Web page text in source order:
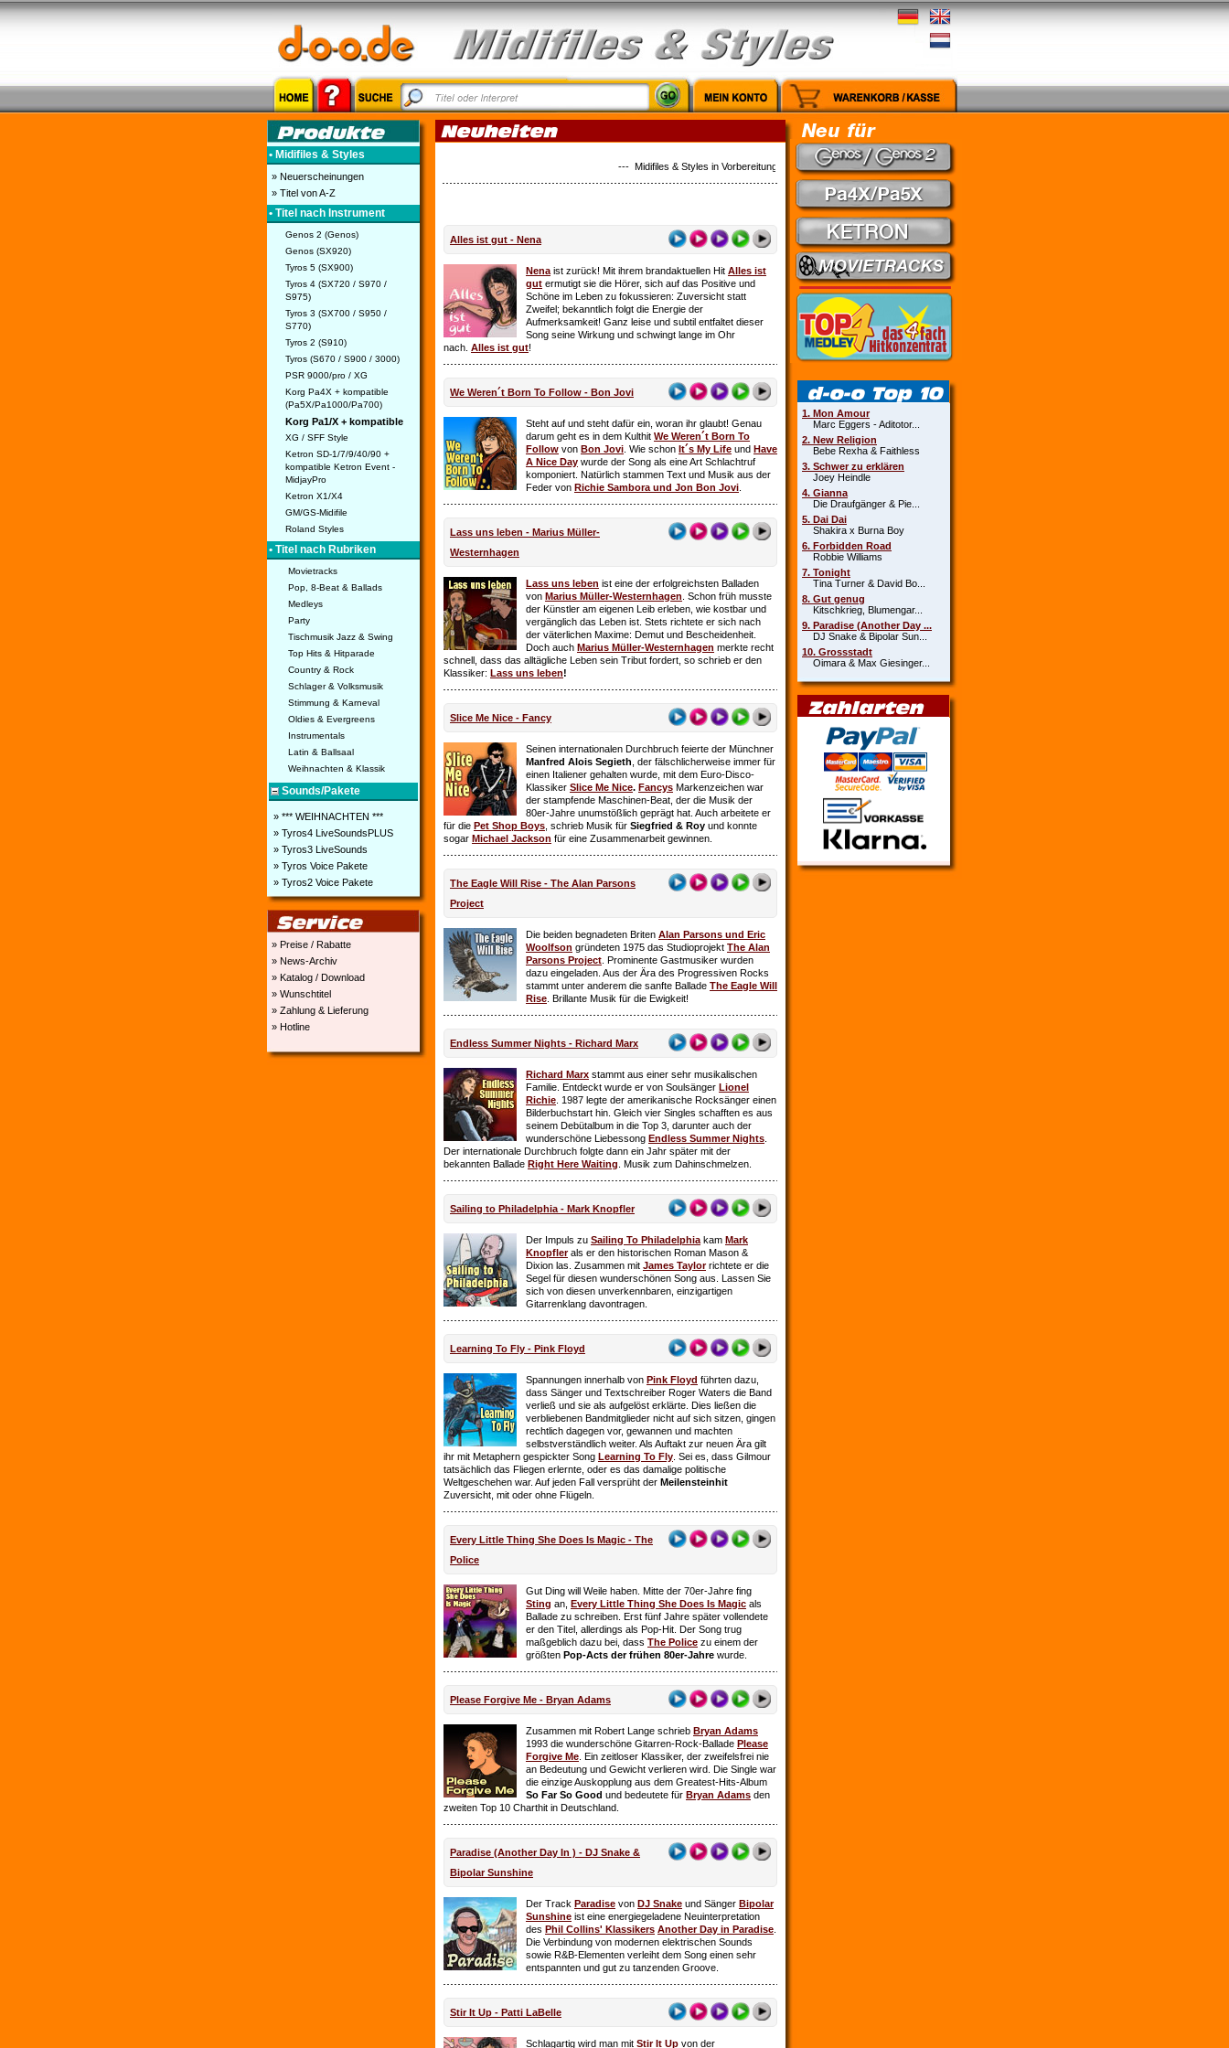
• Midifiles & Styles
» Neuerscheinungen
» Titel von A-Z
• Titel nach Instrument
Genos 2 (Genos)
Genos (SX920)
Tyros 5 (SX900)
Tyros 4 (SX720 / S970 /
S975)
Tyros 3 (SX700 / S950 /
S770)
Tyros 2 (S910)
Tyros (S670 / S900 / 3000)
PSR 9000/pro / XG
Korg Pa4X + kompatible
(Pa5X/Pa1000/Pa700)
Korg Pa1/X + kompatible
XG / SFF Style
Ketron SD-1/7/9/40/90 +
kompatible Ketron Event -
MidjayPro
Ketron X1/X4
GM/GS-Midifile
Roland Styles
• Titel nach Rubriken
Movietracks
Pop, 8-Beat & Ballads
Medleys
Party
Tischmusik Jazz & Swing
Top Hits & Hitparade
Country & Rock
Schlager & Volksmusik
Stimmung & Karneval
Oldies & Evergreens
Instrumentals
Latin & Ballsaal
Weihnachten & Klassik
Sounds/Pakete
» *** WEIHNACHTEN ***
» Tyros4 LiveSoundsPLUS
» Tyros3 LiveSounds
» Tyros Voice Pakete
» Tyros2 Voice Pakete
» Preise / Rabatte
» News-Archiv
» Katalog / Download
» Wunschtitel
» Zahlung & Lieferung
» Hotline
--- Midifiles & Styles in Vorbereitung: Country Medley - Theuns Jordaan & Juanita du Plessis // Kein Gefühl - Marius Müller-Westerhagen //
Alles ist gut - Nena
Nena ist zurück! Mit ihrem brandaktuellen Hit Alles ist
gut ermutigt sie die Hörer, sich auf das Positive und
Schöne im Leben zu fokussieren: Zuversicht statt
Zweifel; bekanntlich folgt die Energie der
Aufmerksamkeit! Ganz leise und subtil entfaltet dieser
Song seine Wirkung und schwingt lange im Ohr
nach. Alles ist gut!
We Weren´t Born To Follow - Bon Jovi
Steht auf und steht dafür ein, woran ihr glaubt! Genau
darum geht es in dem Kulthit We Weren´t Born To
Follow von Bon Jovi . Wie schon It´s My Life und Have
A Nice Day wurde der Song als eine Art Schlachtruf
komponiert. Natürlich stammen Text und Musik aus der
Feder von Richie Sambora und Jon Bon Jovi
Lass uns leben - Marius Müller-
Westernhagen
Lass uns leben ist eine der erfolgreichsten Balladen
von Marius Müller-Westernhagen . Schon früh musste
der Künstler am eigenen Leib erleben, wie kostbar und
vergänglich das Leben ist. Stets richtete er sich nach
der väterlichen Maxime: Demut und Bescheidenheit.
Doch auch Marius Müller-Westernhagen merkte recht
schnell, dass das alltägliche Leben sein Tribut fordert, so schrieb er den
Klassiker: Lass uns leben!
Slice Me Nice - Fancy
Seinen internationalen Durchbruch feierte der Münchner
Manfred Alois Segieth , der fälschlicherweise immer für
einen Italiener gehalten wurde, mit dem Euro-Disco-
Klassiker Slice Me Nice. Fancys Markenzeichen war
der stampfende Maschinen-Beat, der die Musik der
80er-Jahre unumstößlich geprägt hat. Auch arbeitete er
für die Pet Shop Boys , schrieb Musik für Siegfried & Roy und konnte
sogar Michael Jackson für eine Zusammenarbeit gewinnen.
The Eagle Will Rise - The Alan Parsons
Project
Die beiden begnadeten Briten Alan Parsons und Eric
Woolfson gründeten 1975 das Studioprojekt The Alan
Parsons Project . Prominente Gastmusiker wurden
dazu eingeladen. Aus der Ära des Progressiven Rocks
stammt unter anderem die sanfte Ballade The Eagle Will
Rise . Brillante Musik für die Ewigkeit!
Endless Summer Nights - Richard Marx
Richard Marx stammt aus einer sehr musikalischen
Familie. Entdeckt wurde er von Soulsänger Lionel
Richie . 1987 legte der amerikanische Rocksänger einen
Bilderbuchstart hin. Gleich vier Singles schafften es aus
seinem Debütalbum in die Top 3, darunter auch der
wunderschöne Liebessong Endless Summer Nights
Der internationale Durchbruch folgte dann ein Jahr später mit der
bekannten Ballade Right Here Waiting . Musik zum Dahinschmelzen.
Sailing to Philadelphia - Mark Knopfler
Der Impuls zu Sailing To Philadelphia kam Mark
Knopfler als er den historischen Roman Mason &
Dixion las. Zusammen mit James Taylorrichtete er die
Segel für diesen wunderschönen Song aus. Lassen Sie
sich von diesen unverkennbaren, einzigartigen
Gitarrenklang davontragen.
Learning To Fly - Pink Floyd
Spannungen innerhalb von Pink Floyd führten dazu,
dass Sänger und Textschreiber Roger Waters die Band
verließ und sie als aufgelöst erklärte. Dies ließen die
verbliebenen Bandmitglieder nicht auf sich sitzen, gingen
rechtlich dagegen vor, gewannen und machten
selbstverständlich weiter. Als Auftakt zur neuen Ära gilt
ihr mit Metaphern gespickter Song Learning To Fly . Sei es, dass Gilmour
tatsächlich das Fliegen erlernte, oder es das damalige politische
Weltgeschehen war. Auf jeden Fall versprüht der Meilensteinhit
Zuversicht, mit oder ohne Flügeln.
Every Little Thing She Does Is Magic - The
Police
Gut Ding will Weile haben. Mitte der 70er-Jahre fing
Sting an, Every Little Thing She Does Is Magic als
Ballade zu schreiben. Erst fünf Jahre später vollendete
er den Titel, allerdings als Pop-Hit. Der Song trug
maßgeblich dazu bei, dass The Police zu einem der
größten Pop-Acts der frühen 80er-Jahre wurde.
Please Forgive Me - Bryan Adams
Zusammen mit Robert Lange schrieb Bryan Adams
1993 die wunderschöne Gitarren-Rock-Ballade Please
Forgive Me . Ein zeitloser Klassiker, der zweifelsfrei nie
an Bedeutung und Gewicht verlieren wird. Die Single war
die einzige Auskopplung aus dem Greatest-Hits-Album
So Far So Good und bedeutete für Bryan Adams den
zweiten Top 10 Charthit in Deutschland.
Paradise (Another Day In ) - DJ Snake &
Bipolar Sunshine
Der Track Paradise von DJ Snake und Sänger Bipolar
Sunshine ist eine energiegeladene Neuinterpretation
des Phil Collins' Klassikers Another Day in Paradise
Die Verbindung von modernen elektrischen Sounds
sowie R&B-Elementen verleiht dem Song einen sehr
entspannten und gut zu tanzenden Groove.
Stir It Up - Patti LaBelle
Schlagartig wird man mit Stir It Up von der
1. Mon Amour
Marc Eggers - Aditotor...
2. New Religion
Bebe Rexha & Faithless
3. Schwer zu erklären
Joey Heindle
4. Gianna
Die Draufgänger & Pie...
5. Dai Dai
Shakira x Burna Boy
6. Forbidden Road
Robbie Williams
7. Tonight
Tina Turner & David Bo...
8. Gut genug
Kitschkrieg, Blumengar...
9. Paradise (Another Day ...
DJ Snake & Bipolar Sun...
10. Grossstadt
Oimara & Max Giesinger...